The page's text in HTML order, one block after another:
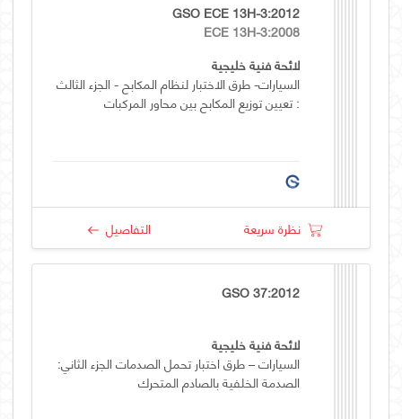
GSO ECE 13H-3:2012
ECE 13H-3:2008
لائحة فنية خليجية
السيارات- طرق الاختبار لنظام المكابح - الجزء الثالث
: تعيين توزيع المكابح بين محاور المركبات
نظرة سريعة التفاصيل
GSO 37:2012
لائحة فنية خليجية
السيارات – طرق اختبار تحمل الصدمات الجزء الثاني:
الصدمة الخلفية بالصادم المتحرك